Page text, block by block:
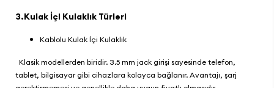
3.Kulak İçi Kulaklık Türleri
Kablolu Kulak İçi Kulaklık
Klasik modellerden biridir. 3.5 mm jack girişi sayesinde telefon,
tablet, bilgisayar gibi cihazlara kolayca bağlanır. Avantajı, şarj